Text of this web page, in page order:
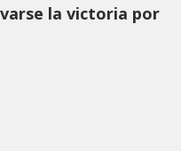
la victoria por